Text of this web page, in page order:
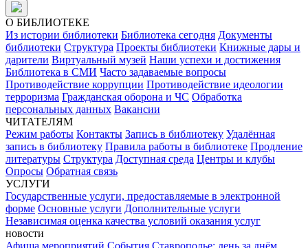
О БИБЛИОТЕКЕ
Из истории библиотеки Библиотека сегодня Документы
библиотеки Структура Проекты библиотеки Книжные дары и
дарители Виртуальный музей Наши успехи и достижения
Библиотека в СМИ Часто задаваемые вопросы
Противодействие коррупции Противодействие идеологии
терроризма Гражданская оборона и ЧС Обработка
персональных данных Вакансии
ЧИТАТЕЛЯМ
Режим работы Контакты Запись в библиотеку Удалённая
запись в библиотеку Правила работы в библиотеке Продление
литературы Структура Доступная среда Центры и клубы
Опросы Обратная связь
УСЛУГИ
Государственные услуги, предоставляемые в электронной
форме Основные услуги Дополнительные услуги
Независимая оценка качества условий оказания услуг
новости
Афиша мероприятий События Ставрополье: день за днём